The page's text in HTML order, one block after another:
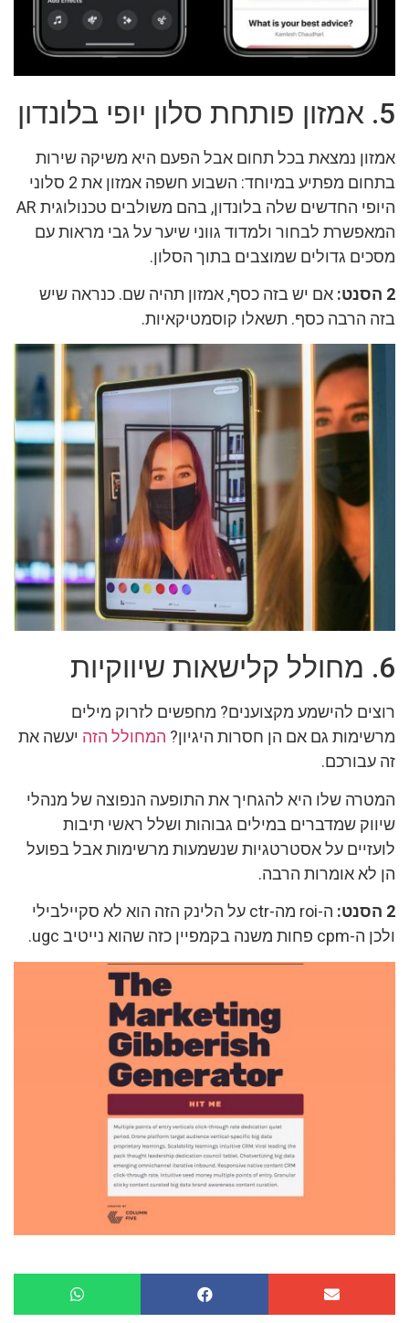
5. אמזון פותחת סלון יופי בלונדון
אמזון נמצאת בכל תחום אבל הפעם היא משיקה שירות
בתחום מפתיע במיוחד: השבוע חשפה אמזון את 2 סלוני
היופי החדשים שלה בלונדון, בהם משולבים טכנולוגית AR
המאפשרת לבחור ולמדוד גווני שיער על גבי מראות עם
מסכים גדולים שמוצבים בתוך הסלון.
2 הסנט:
אם יש בזה כסף, אמזון תהיה שם. כנראה שיש
בזה הרבה כסף. תשאלו קוסמטיקאיות.
6. מחולל קלישאות שיווקיות
רוצים להישמע מקצוענים? מחפשים לזרוק מילים
מרשימות גם אם הן חסרות היגיון? המחולל הזה יעשה את
זה עבורכם.
המטרה שלו היא להגחיך את התופעה הנפוצה של מנהלי
שיווק שמדברים במילים גבוהות ושלל ראשי תיבות
לועזיים על אסטרטגיות שנשמעות מרשימות אבל בפועל
הן לא אומרות הרבה.
2 הסנט:
ה-roi מה-ctr על הלינק הזה הוא לא סקיילבילי
ולכן ה-cpm פחות משנה בקמפיין כזה שהוא נייטיב ugc.